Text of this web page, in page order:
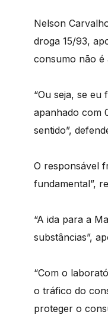
Nelson
droga 15/93,
consumo não é
“Ou seja, se
apanhado com
sentido”,
O responsável
fundamental”,
“A ida para a
substâncias”,
“Com o
o tráfico do
proteger o